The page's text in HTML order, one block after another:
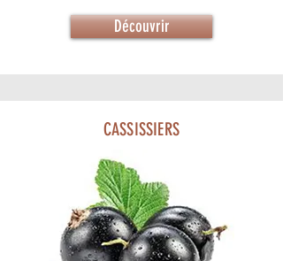
Découvrir
CASSISSIERS